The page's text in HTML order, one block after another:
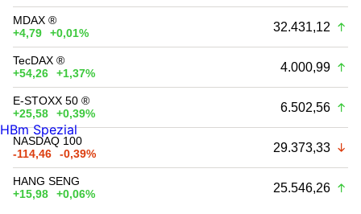
MDAX ®
+4,79
+0,01% 32.431,12
TecDAX ®
+54,26
+1,37% 4.000,99
E-STOXX 50 ®
+25,58
+0,39% 6.502,56
NASDAQ 100
-114,46
-0,39% 29.373,33
HANG SENG
+15,98
+0,06% 25.546,26
HBm Spezial